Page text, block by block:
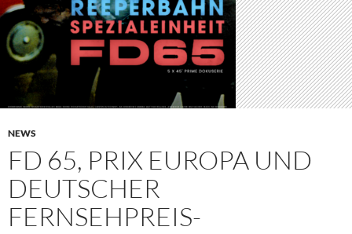
NEWS
FD 65, PRIX EUROPA UND
DEUTSCHER
FERNSEHPREIS-